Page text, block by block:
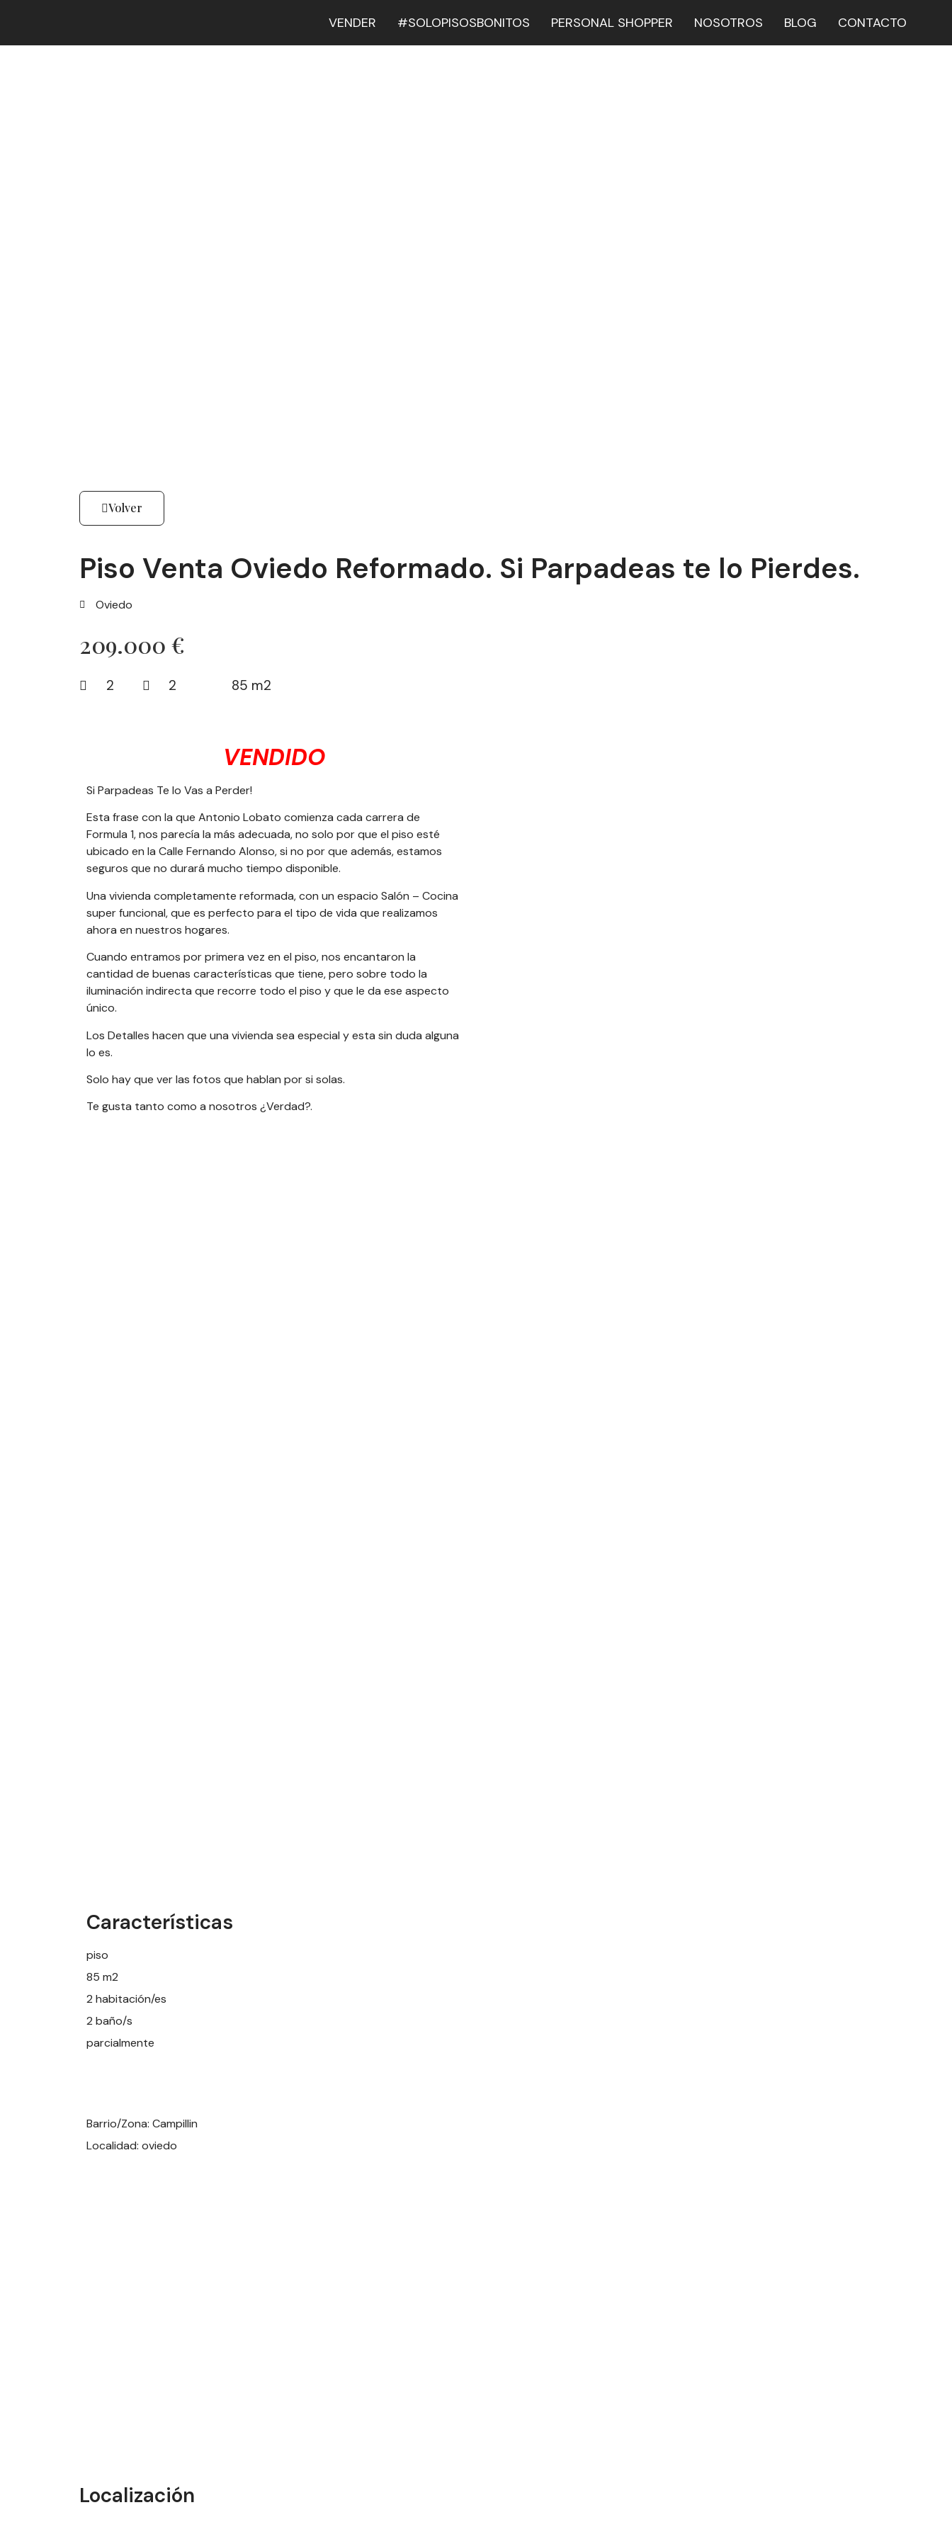
VENDER #SOLOPISOSBONITOS PERSONAL SHOPPER NOSOTROS BLOG CONTACTO
Volver
Piso Venta Oviedo Reformado. Si Parpadeas te lo Pierdes.
Oviedo
209.000 €
2 2 85 m2
VENDIDO
Si Parpadeas Te lo Vas a Perder!
Esta frase con la que Antonio Lobato comienza cada carrera de
Formula 1, nos parecía la más adecuada, no solo por que el piso esté
ubicado en la Calle Fernando Alonso, si no por que además, estamos
seguros que no durará mucho tiempo disponible.
Una vivienda completamente reformada, con un espacio Salón – Cocina
super funcional, que es perfecto para el tipo de vida que realizamos
ahora en nuestros hogares.
Cuando entramos por primera vez en el piso, nos encantaron la
cantidad de buenas características que tiene, pero sobre todo la
iluminación indirecta que recorre todo el piso y que le da ese aspecto
único.
Los Detalles hacen que una vivienda sea especial y esta sin duda alguna
lo es.
Solo hay que ver las fotos que hablan por si solas.
Te gusta tanto como a nosotros ¿Verdad?.
Características
piso
85 m2
2 habitación/es
2 baño/s
parcialmente
Barrio/Zona: Campillin
Localidad: oviedo
Localización